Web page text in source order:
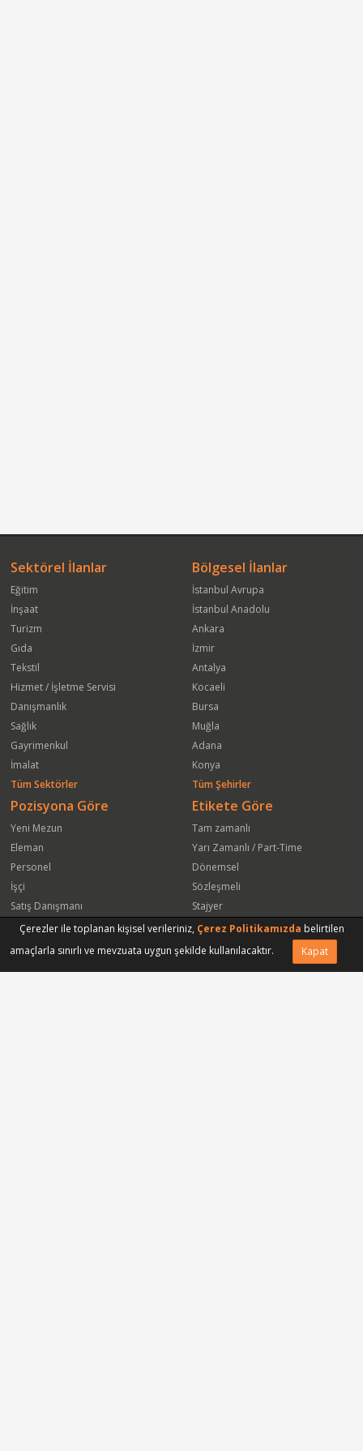
Başvuru Yap
Arkadaşına Gönder
Sektörel İlanlar
Eğitim
İnşaat
Turizm
Gıda
Tekstil
Hizmet / İşletme Servisi
Danışmanlık
Sağlık
Gayrimenkul
İmalat
Tüm Sektörler
Bölgesel İlanlar
İstanbul Avrupa
İstanbul Anadolu
Ankara
İzmir
Antalya
Kocaeli
Bursa
Muğla
Adana
Konya
Tüm Şehirler
Pozisyona Göre
Yeni Mezun
Eleman
Personel
İşçi
Satış Danışmanı
Öğrenci
Satış Elemanı
Etikete Göre
Tam zamanlı
Yarı Zamanlı / Part-Time
Dönemsel
Sözleşmeli
Stajyer
Freelance
Yeni Mezun
Çerezler ile toplanan kişisel verileriniz, Çerez Politikamızda belirtilen
amaçlarla sınırlı ve mevzuata uygun şekilde kullanılacaktır.
Kapat